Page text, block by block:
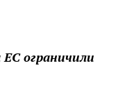
ограничили